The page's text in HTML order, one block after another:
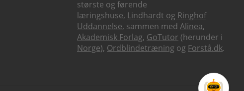
største og førende
læringshuse, Lindhardt og Ringhof
Uddannelse, sammen med Alinea,
Akademisk Forlag, GoTutor (herunder i
Norge), Ordblindetræning og Forstå.dk.